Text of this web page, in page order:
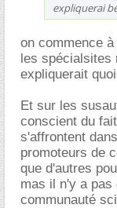
expliquerai
on commence
les spécialsites
expliquerait
Et sur les
conscient du
s'affrontent
promoteurs de
que d'autres
mas il n'y a pas
communauté